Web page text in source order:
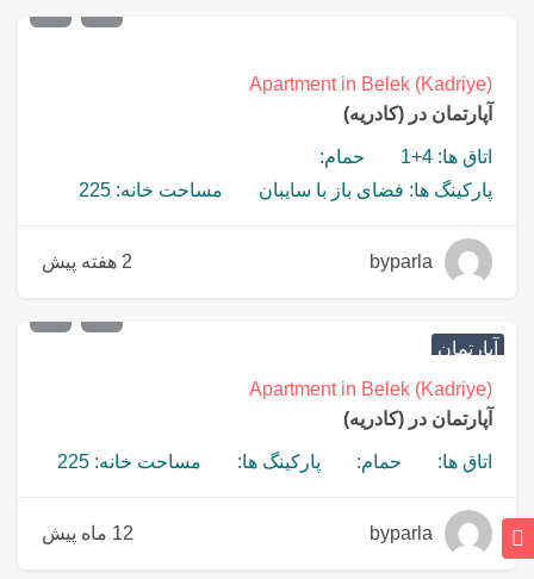
Apartment in Belek (Kadriye)
آپارتمان در (کادریه)
اتاق ها: 4+1
حمام:
پارکینگ ها: فضای باز با سایبان
مساحت خانه: 225
byparla 2 هفته پیش
آپارتمان
Apartment in Belek (Kadriye)
آپارتمان در (کادریه)
اتاق ها: حمام: پارکینگ ها: مساحت خانه: 225
byparla 12 ماه پیش